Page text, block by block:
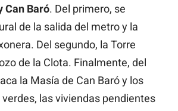
Can Baró. Del primero, se
de la salida del metro y la
Del segundo, la Torre
de la Clota. Finalmente, del
la Masía de Can Baró y los
las viviendas pendientes